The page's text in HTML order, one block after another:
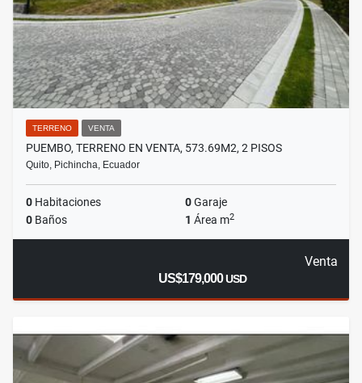
TERRENO VENTA
PUEMBO, TERRENO EN VENTA, 573.69M2, 2 PISOS
Quito, Pichincha, Ecuador
0 Habitaciones 0Garaje
0 Baños 1 Área m2
Venta
US$179,000USD